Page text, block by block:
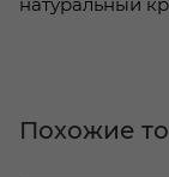
Похожие